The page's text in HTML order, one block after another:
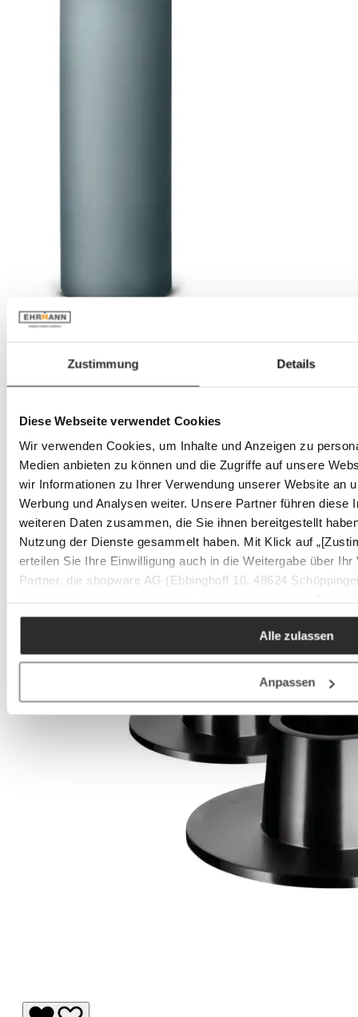
Zustimmung Details
Diese Webseite verwendet Cookies
Wir verwenden Cookies, um Inhalte und Anzeigen zu
Medien anbieten zu können und die Zugriffe auf unsere
wir Informationen zu Ihrer Verwendung unserer Website an
Werbung und Analysen weiter. Unsere Partner führen diese
weiteren Daten zusammen, die Sie ihnen bereitgestellt
Nutzung der Dienste gesammelt haben. Mit Klick auf
erteilen Sie Ihre Einwilligung auch in die Weitergabe über
Partner, die shopware AG (Ebbinghoff 10, 48624
Marktverhaltensanalysen) verarbeiten darf.
Alle zulassen
Anpassen
auswählen
(Diese Option ist zurzeit nicht verfügbar.)
ESTER&ERIK Stumpenkerze
Regulärer Preis:
15,95 €
- 21%
Auf Lager
- 21%
Auf Lager